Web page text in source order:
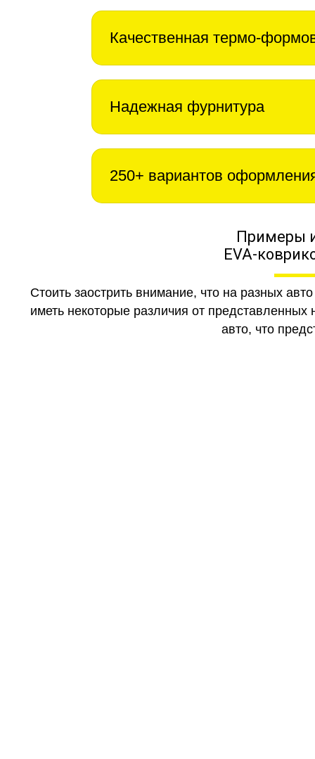
Качественная термо-
Надежная фурнитура
250+ вариантов
Примеры
EVA-
Стоить заострить внимание, что на разных
иметь некоторые различия от
авто, что